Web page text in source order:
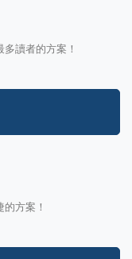
讀者的方案！
方案！